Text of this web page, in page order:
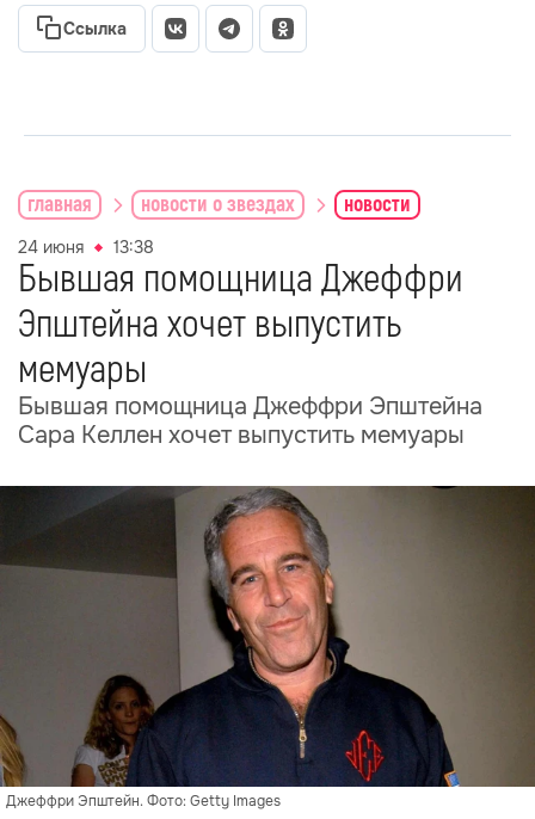
Ссылка
главная новости о звездах новости
24 июня 13:38
Бывшая помощница Джеффри
Эпштейна хочет выпустить
мемуары
Бывшая помощница Джеффри Эпштейна
Сара Келлен хочет выпустить мемуары
Джеффри Эпштейн. Фото: Getty Images